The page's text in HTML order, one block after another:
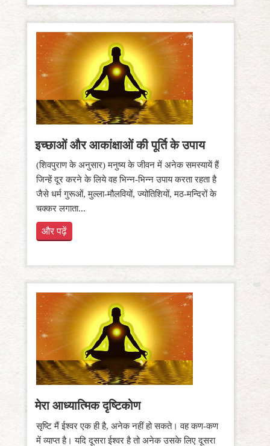
इच्छाओं और आकांक्षाओं की पूर्ति के उपाय
(शिवपुराण के अनुसार) मनुष्य के जीवन में अनेक समस्यायें हैं
जिन्हें दूर करने के लिये वह भिन्न-भिन्न उपाय करता रहता है
जैसे धर्म गुरूओं, मुल्ला-मौलवियों, ज्योतिशियों, मठ-मन्दिरों के
चक्कर लगाता...
और पढ़ें
मेरा आध्यात्मिक दृष्टिकोण
सृष्टि मैं ईश्वर एक ही है, अनेक नहीं हो सकते। वह कण-कण
में व्याप्त है। यदि दूसरा ईश्वर है तो अनेक उसके लिए दूसरा